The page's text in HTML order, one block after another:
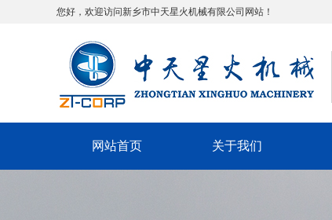
您好，欢迎访问新乡市中天星火机械有限公司网站！
网站首页 关于我们